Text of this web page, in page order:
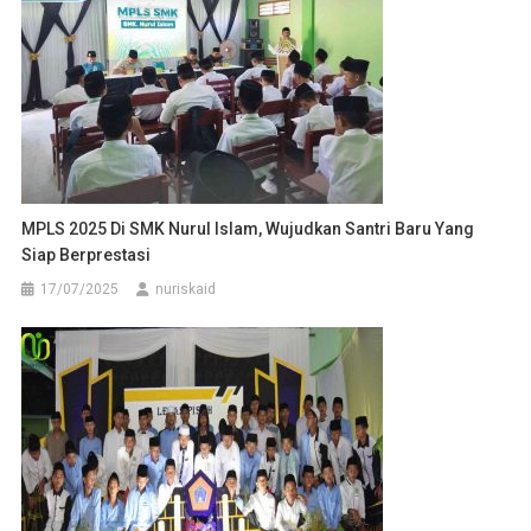
MPLS 2025 Di SMK Nurul Islam, Wujudkan Santri Baru Yang
Siap Berprestasi
17/07/2025 nuriskaid